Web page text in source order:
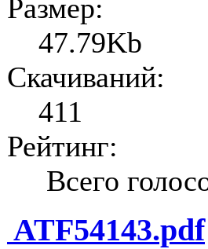
Размер:
47.79Kb
Скачиваний:
411
Рейтинг:
Всего
ATF54143.pdf